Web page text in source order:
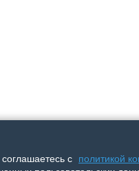
с
политикой